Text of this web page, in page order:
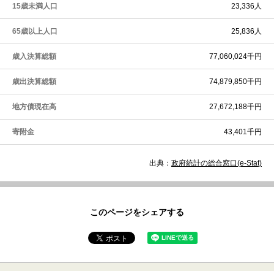
15歳未満人口 23,336人
65歳以上人口 25,836人
歳入決算総額 77,060,024千円
歳出決算総額 74,879,850千円
地方債現在高 27,672,188千円
寄附金 43,401千円
出典： 政府統計の総合窓口(e-Stat)
このページをシェアする